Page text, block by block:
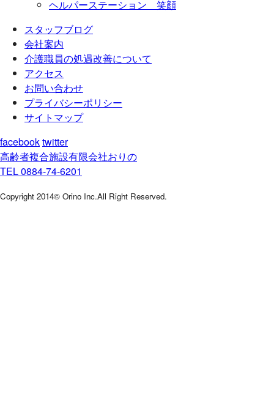
ヘルパーステーション 笑顔
スタッフブログ
会社案内
介護職員の処遇改善について
アクセス
お問い合わせ
プライバシーポリシー
サイトマップ
facebooktwitter
高齢者複合施設有限会社おりの
TEL 0884-74-6201
Copyright 2014© Orino Inc.All Right Reserved.